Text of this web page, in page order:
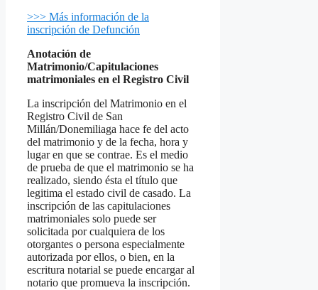
>>> Más información de la
inscripción de Defunción
Anotación de
Matrimonio/Capitulaciones
matrimoniales en el Registro Civil
La inscripción del Matrimonio en el
Registro Civil de San
Millán/Donemiliaga hace fe del acto
del matrimonio y de la fecha, hora y
lugar en que se contrae. Es el medio
de prueba de que el matrimonio se ha
realizado, siendo ésta el título que
legitima el estado civil de casado. La
inscripción de las capitulaciones
matrimoniales solo puede ser
solicitada por cualquiera de los
otorgantes o persona especialmente
autorizada por ellos, o bien, en la
escritura notarial se puede encargar al
notario que promueva la inscripción.